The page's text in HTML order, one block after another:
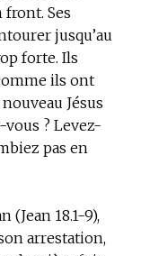
Ses
jusqu’au
forte. Ils
ils ont
Jésus
? Levez-
pas en
(Jean 18.1-9),
arrestation,